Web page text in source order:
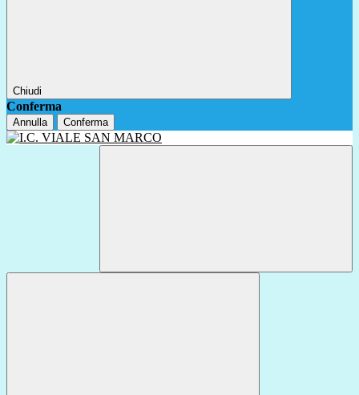
Chiudi
Conferma
Annulla Conferma